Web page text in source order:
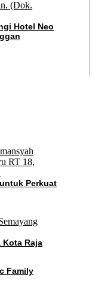
Hotel Neo
Perkuat
Kota Raja
Family